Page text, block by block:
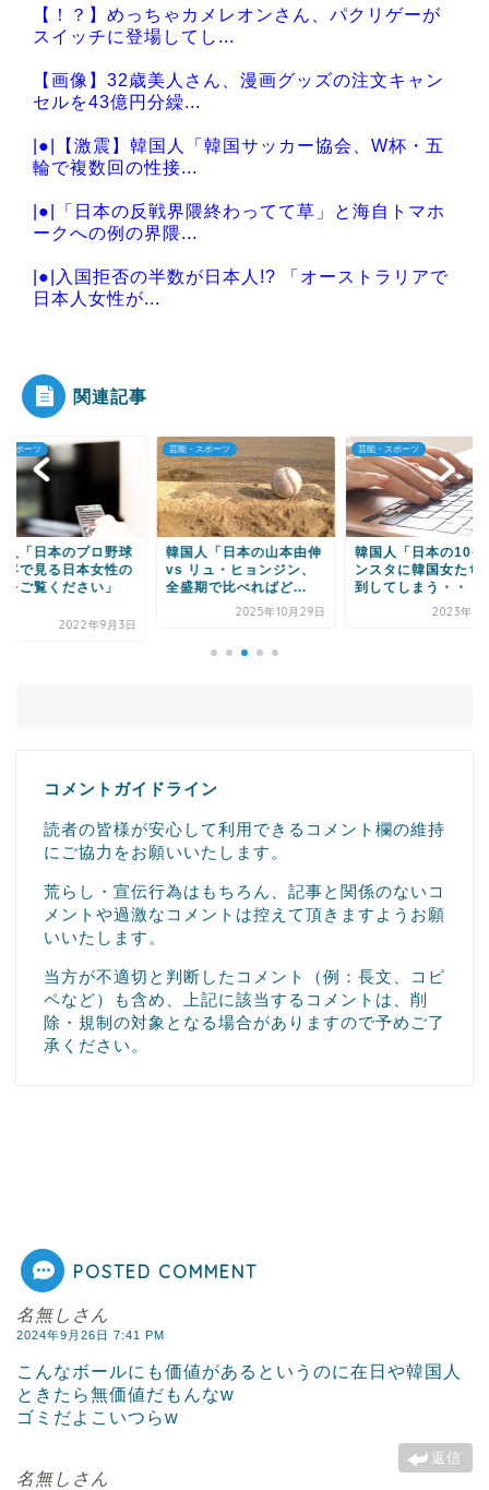
【！？】めっちゃカメレオンさん、パクリゲーが
スイッチに登場してし...
【画像】32歳美人さん、漫画グッズの注文キャン
セルを43億円分繰...
|●|【激震】韓国人「韓国サッカー協会、W杯・五
輪で複数回の性接...
|●|「日本の反戦界隈終わってて草」と海自トマホ
ークへの例の界隈...
|●|入国拒否の半数が日本人!? 「オーストラリアで
日本人女性が...
Powered by livedoor 相互RSS
関連記事
スポーツ
人「日本のプロ野球
客で見る日本女性の
をご覧ください」
2022年9月3日
芸能・スポーツ
韓国人「日本の山本由伸
vs リュ・ヒョンジン、
全盛期で比べればど...
2025年10月29日
芸能・スポーツ
韓国人「日本の10番
ンスタに韓国女たち
到してしまう・・・
2023年10
コメントガイドライン
読者の皆様が安心して利用できるコメント欄の維持
にご協力をお願いいたします。
荒らし・宣伝行為はもちろん、記事と関係のないコ
メントや過激なコメントは控えて頂きますようお願
いいたします。
当方が不適切と判断したコメント（例：長文、コピ
ペなど）も含め、上記に該当するコメントは、削
除・規制の対象となる場合がありますので予めご了
承ください。
POSTED COMMENT
名無しさん
2024年9月26日 7:41 PM
こんなボールにも価値があるというのに在日や韓国人
ときたら無価値だもんなw
ゴミだよこいつらw
返信
名無しさん